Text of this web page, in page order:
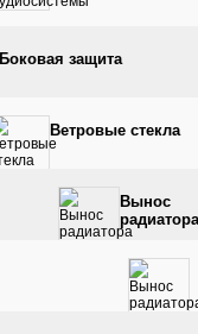
Боковая защита
Ветровые стекла
Вынос
радиатора